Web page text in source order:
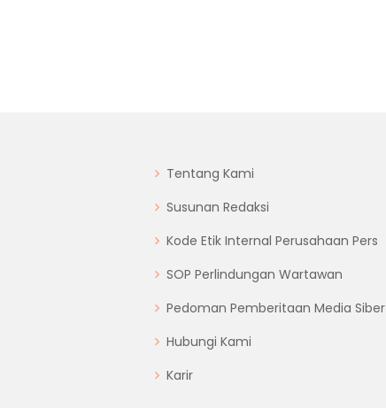
Tentang Kami
Susunan Redaksi
Kode Etik Internal Perusahaan Pers
SOP Perlindungan Wartawan
Pedoman Pemberitaan Media Siber
Hubungi Kami
Karir